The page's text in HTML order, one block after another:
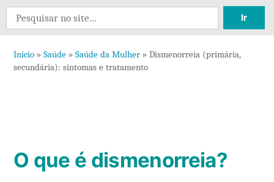
Deixe
em
tratamento
Search
for:
Início » Saúde » Saúde da Mulher » Dismenorreia (primária,
secundária): sintomas e tratamento
O que é dismenorreia?